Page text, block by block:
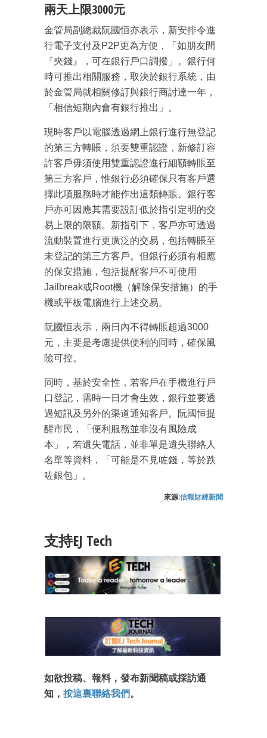
兩天上限3000元
金管局副總裁阮國恒亦表示，新安排令進
行電子支付及P2P更為方便，「如朋友間
『夾錢』，可在銀行戶口調撥」。銀行何
時可推出相關服務，取決於銀行系統，由
於金管局就相關修訂與銀行商討達一年，
「相信短期內會有銀行推出」。
現時客戶以電腦透過網上銀行進行無登記
的第三方轉賬，須要雙重認證，新修訂容
許客戶毋須使用雙重認證進行細額轉賬至
第三方客戶，惟銀行必須確保只有客戶選
擇此項服務時才能作出這類轉賬。銀行客
戶亦可因應其需要設訂低於指引定明的交
易上限的限額。新指引下，客戶亦可透過
流動裝置進行更廣泛的交易，包括轉賬至
未登記的第三方客戶。但銀行必須有相應
的保安措施，包括提醒客戶不可使用
Jailbreak或Root機（解除保安措施）的手
機或平板電腦進行上述交易。
阮國恒表示，兩日內不得轉賬超過3000
元，主要是考慮提供便利的同時，確保風
險可控。
同時，基於安全性，若客戶在手機進行戶
口登記，需時一日才會生效，銀行並要透
過短訊及另外的渠道通知客戶。阮國恒提
醒市民，「便利服務並非沒有風險成
本」，若遺失電話，並非單是遺失聯絡人
名單等資料，「可能是不見咗錢，等於跌
咗銀包」。
來源:信報財經新聞
支持EJ Tech
如欲投稿、報料，發布新聞稿或採訪通
知， 按這裏聯絡我們。
箱！